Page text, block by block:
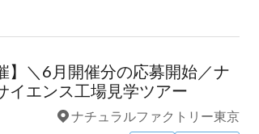
】＼6月開催分の応募開始／ナ
イエンス工場見学ツアー
ナチュラルファクトリー東京